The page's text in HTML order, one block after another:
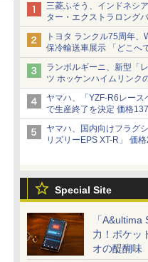
三菱ふそう、インドネシ
ター・エクストラロング
ックベースの観光・旅客
トヨタ ランクル75周年、
保冷輸送車展示 「どこへ
てこられる」ランドクル
ランボルギーニ、新型「
ツ ホッケンハイムリンク
記録
ヤマハ、「YZF-R6レース
で生産終了を決定 価格
ヤマハ、国内向けフラグ
リズリーEPS XT-R」 価
Special Site
「
力！ポケッ
オの醍醐味